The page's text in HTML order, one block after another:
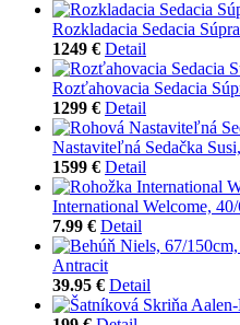
Rozkladacia Sedacia
1249 € Detail
Rozťahovacia Sedacia
1299 € Detail
Nastaviteľná Sedačka
1599 € Detail
International Welcome,
7.99 € Detail
Antracit
39.95 € Detail